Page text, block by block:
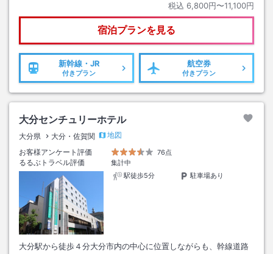
税込 6,800円〜11,100円
宿泊プランを見る
新幹線・JR
付きプラン
航空券
付きプラン
大分センチュリーホテル
大分県 大分・佐賀関
地図
お客様アンケート評価
76点
るるぶトラベル評価
集計中
駅徒歩5分
駐車場あり
大分駅から徒歩４分大分市内の中心に位置しながらも、幹線道路